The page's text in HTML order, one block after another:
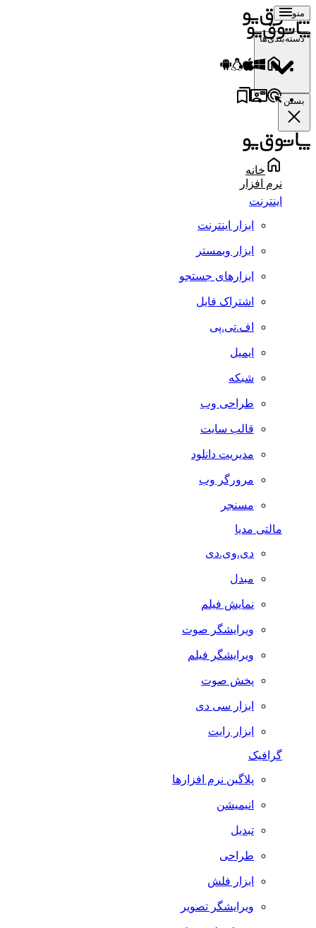
منو
دسته‌بندی‌ها
بستن
خانه
نرم افزار
اینترنت
ابزار اینترنت
ابزار وبمستر
ابزارهای جستجو
اشتراک فایل
اف.تی.پی
ایمیل
شبکه
طراحی وب
قالب سایت
مدیریت دانلود
مرورگر وب
مسنجر
مالتی مدیا
دی.وی.دی
مبدل
نمایش فیلم
ویرایشگر صوت
ویرایشگر فیلم
پخش صوت
ابزار سی دی
ابزار رایت
گرافیک
پلاگین نرم افزارها
انیمیشن
تبدیل
طراحی
ابزار فلش
ویرایشگر تصویر